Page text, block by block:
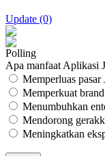
Update (0)
Polling
Apa manfaat Aplikasi
Memperluas pasar
Memperkuat
Menumbuhkan
Mendorong
Meningkatkan